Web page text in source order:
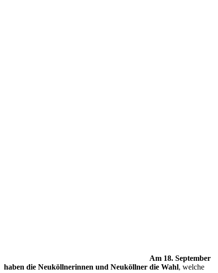
Am 18. September
haben die Neuköllnerinnen und Neuköllner die Wahl, welche